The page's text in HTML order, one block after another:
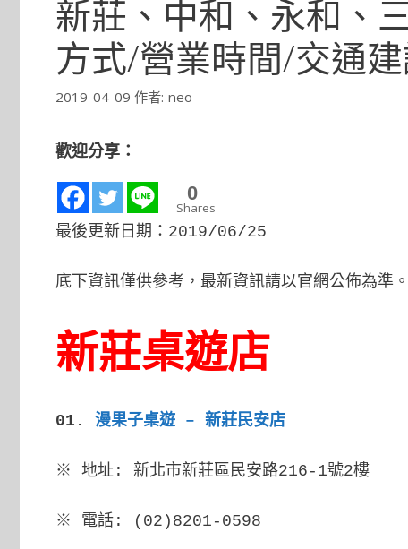
新莊、中和、永和、
方式/營業時間/交通
2019-04-09 作者: neo
歡迎分享：
0
Shares
最後更新日期：2019/06/25
底下資訊僅供參考，最新資訊請以官網公佈為準。
新莊桌遊店
01. 漫果子桌遊 – 新莊民安店
※ 地址: 新北市新莊區民安路216-1號2樓
※ 電話: (02)8201-0598